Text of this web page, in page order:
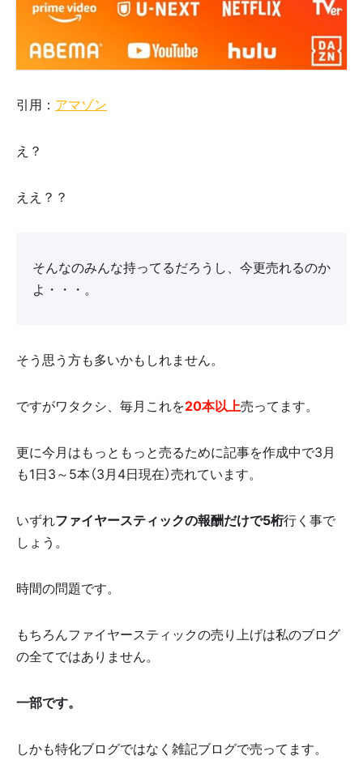
引用： アマゾン
え？
ええ？？
そんなのみんな持ってるだろうし、今更売れるのか
よ・・・。
そう思う方も多いかもしれません。
ですがワタクシ、毎月これを20本以上売ってます。
更に今月はもっともっと売るために記事を作成中で3月
も1日3～5本（3月4日現在）売れています。
いずれファイヤースティックの報酬だけで5桁行く事で
しょう。
時間の問題です。
もちろんファイヤースティックの売り上げは私のブログ
の全てではありません。
一部です。
しかも特化ブログではなく雑記ブログで売ってます。